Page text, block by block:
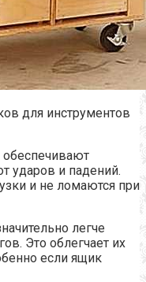
для инструментов
обеспечивают
ударов и падений.
и не ломаются при
легче
Это облегчает их
если ящик